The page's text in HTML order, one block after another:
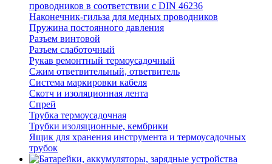
проводников в соответствии с DIN 46236
Наконечник-гильза для медных проводников
Пружина постоянного давления
Разъем винтовой
Разъем слаботочный
Рукав ремонтный термоусадочный
Сжим ответвительный, ответвитель
Система маркировки кабеля
Скотч и изоляционная лента
Спрей
Трубка термоусадочная
Трубки изоляционные, кембрики
Ящик для хранения инструмента и термоусадочных
трубок